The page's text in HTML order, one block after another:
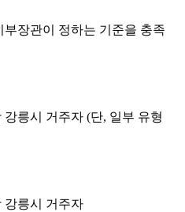
장관이 정하는 기준을 충족
강릉시 거주자 (단, 일부 유형
강릉시 거주자